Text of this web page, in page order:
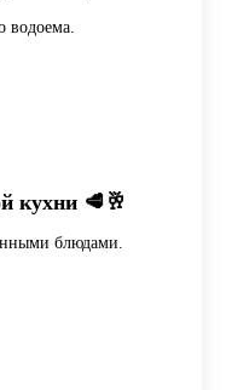
водоема.
кухни 🥩🥂
блюдами.